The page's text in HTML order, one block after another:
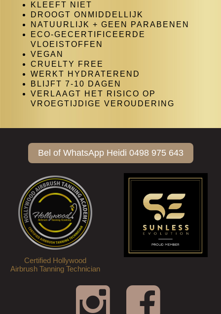
KLEEFT NIET
DROOGT ONMIDDELLIJK
NATUURLIJK + GEEN PARABENEN
ECO-GECERTIFICEERDE
VLOEISTOFFEN
VEGAN
CRUELTY FREE
WERKT HYDRATEREND
BLIJFT 7-10 DAGEN
VERLAAGT HET RISICO OP
VROEGTIJDIGE VEROUDERING
Bel of WhatsApp Heidi 0498 975 643
Certified Hollywood
Airbrush Tanning Technician